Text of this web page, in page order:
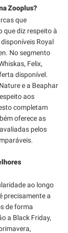
Zooplus?
que
que diz respeito à
Royal
No segmento
Felix,
disponível.
e a Beaphar
aos
completam
oferece as
pelos
ao longo
precisamente a
de forma
a Black Friday,